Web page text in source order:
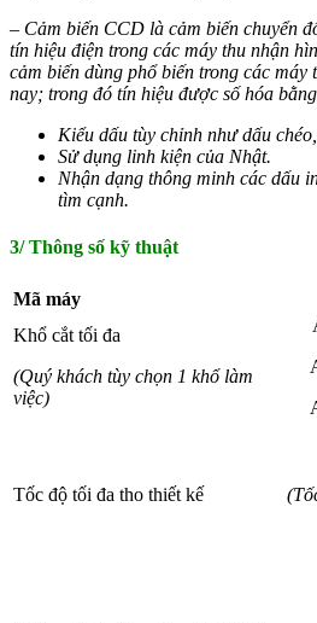
– Cảm biến CCD là cảm biến chuyển
tín hiệu điện trong các máy thu nhận
cảm biến dùng phổ biến trong các máy
nay; trong đó tín hiệu được số hóa
Kiểu dấu tùy chỉnh như dấu
Sử dụng linh kiện của Nhật.
Nhận dạng thông minh các dấu
tìm cạnh.
3/ Thông số kỹ thuật
Mã máy
Khổ cắt tối đa
(Quý khách tùy chọn 1 khổ làm
việc)
Tốc độ tối đa tho thiết kế